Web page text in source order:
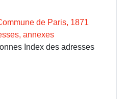
de Paris, 1871
annexes
Index des adresses